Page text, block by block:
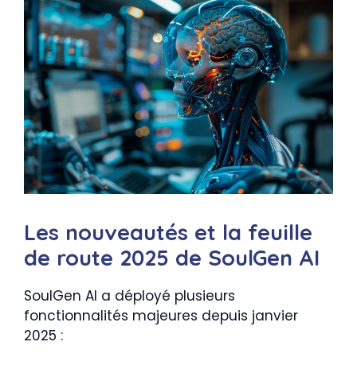
Les nouveautés et la feuille
de route 2025 de SoulGen AI
SoulGen AI a déployé plusieurs
fonctionnalités majeures depuis janvier
2025 :